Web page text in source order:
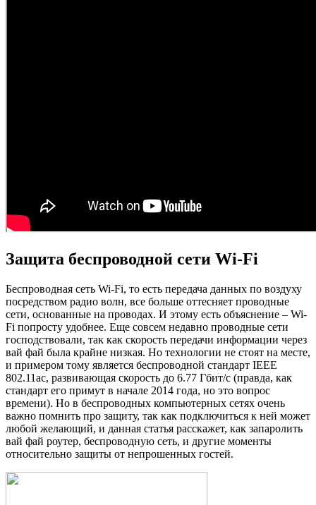
Защита беспроводной сети Wi-Fi
Беспроводная сеть Wi-Fi, то есть передача данных по воздуху
посредством радио волн, все больше оттесняет проводные
сети, основанные на проводах. И этому есть объяснение – Wi-
Fi попросту удобнее. Еще совсем недавно проводные сети
господствовали, так как скорость передачи информации через
вай фай была крайне низкая. Но технологии не стоят на месте,
и примером тому является беспроводной стандарт IEEE
802.11ac, развивающая скорость до 6.77 Гбит/с (правда, как
стандарт его примут в начале 2014 года, но это вопрос
времени). Но в беспроводных компьютерных сетях очень
важно помнить про защиту, так как подключиться к ней может
любой желающий, и данная статья расскажет, как запаролить
вай фай роутер, беспроводную сеть, и другие моменты
относительно защиты от непрошенных гостей.